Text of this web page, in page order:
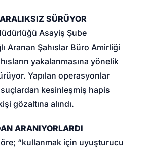
SÜRÜYOR
Asayiş Şube
Aranan Şahıslar Büro Amirliği
yakalanmasına yönelik
Yapılan operasyonlar
suçlardan kesinleşmiş hapis
gözaltına alındı.
ARANIYORLARDI
“kullanmak için uyuşturucu